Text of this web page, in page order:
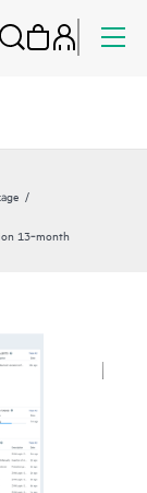
13‑month